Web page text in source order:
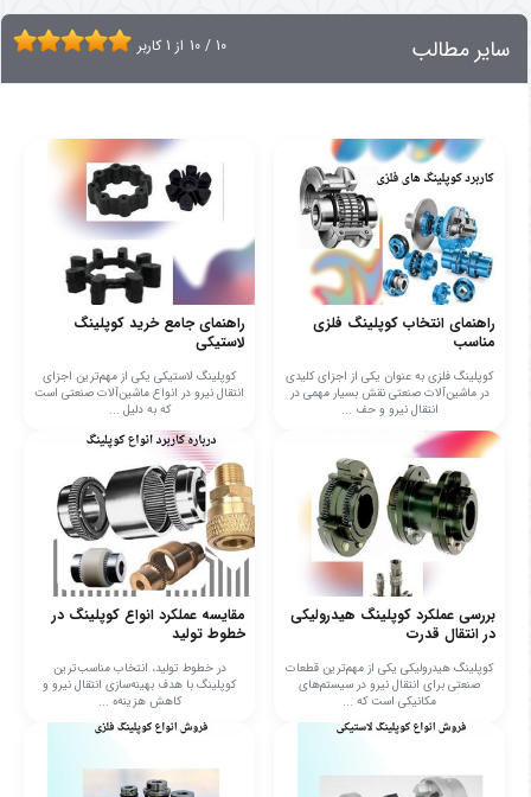
سایر مطالب 10 / 10 از 1 کاربر
راهنمای انتخاب کوپلینگ فلزی
مناسب
کوپلینگ فلزی به عنوان یکی از اجزای کلیدی
در ماشین‌آلات صنعتی نقش بسیار مهمی در
انتقال نیرو و حف ...
راهنمای جامع خرید کوپلینگ
لاستیکی
کوپلینگ لاستیکی یکی از مهم‌ترین اجزای
انتقال نیرو در انواع ماشین‌آلات صنعتی است
که به دلیل ...
بررسی عملکرد کوپلینگ هیدرولیکی
در انتقال قدرت
کوپلینگ هیدرولیکی یکی از مهم‌ترین قطعات
صنعتی برای انتقال نیرو در سیستم‌های
مکانیکی است که ...
مقایسه عملکرد انواع کوپلینگ در
خطوط تولید
در خطوط تولید، انتخاب مناسب‌ترین
کوپلینگ با هدف بهینه‌سازی انتقال نیرو و
کاهش هزینه‌ه ...